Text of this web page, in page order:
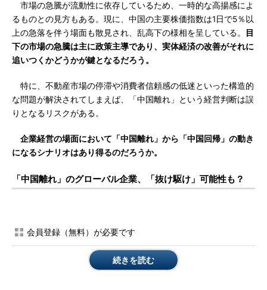
市場の急騰が流動性に依存しているため、一時的な高揚感によ
るものとの見方もある。現に、中国の主要株価指数は1日で5％以
上の急落を伴う場面も散見され、乱高下の様相を呈している。
目
下の市場の急騰は主に政策主導であり、実体経済の改善がそれに
追いつくかどうかが鍵となるだろう。
特に、不動産市場の停滞や消費者信頼感の低迷といった構造的
な問題が解決されてしまえば、「中国離れ」という経営判断は誤
りとなるリスクがある。
企業経営の場面において「中国離れ」から「中国回帰」の動き
になるシナリオはあり得るのだろうか。
「中国離れ」のグローバル企業、「抜け駆け」可能性も？
会員登録（無料）が必要です
続きを読む